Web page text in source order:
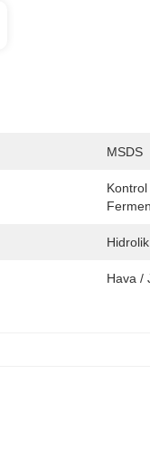
MSDS
Kontrol
Hidrolik
Hava /